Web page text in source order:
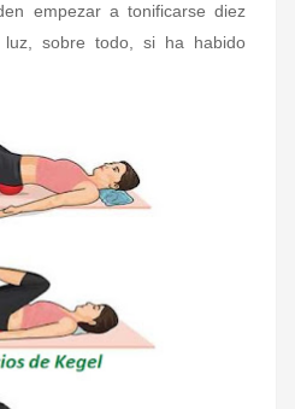
empezar a tonificarse diez
sobre todo, si ha habido